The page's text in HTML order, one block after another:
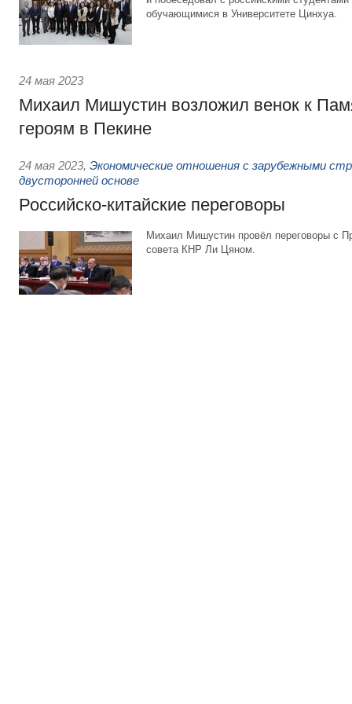
обучающимися в Университете Цинхуа.
24 мая 2023
Михаил Мишустин возложил венок к
героям в Пекине
24 мая 2023, Экономические отношения с зарубежными
двусторонней основе
Российско-китайские переговоры
Михаил Мишустин провёл переговоры с
совета КНР Ли Цяном.